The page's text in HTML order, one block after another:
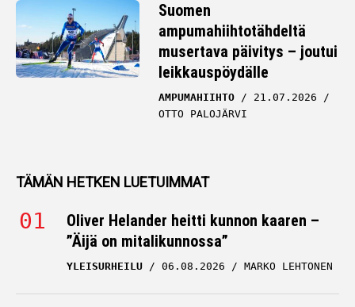
Suomen
ampumahiihtotähdeltä
musertava päivitys – joutui
leikkauspöydälle
AMPUMAHIIHTO
21.07.2026
OTTO PALOJÄRVI
TÄMÄN HETKEN LUETUIMMAT
Oliver Helander heitti kunnon kaaren –
”Äijä on mitalikunnossa”
YLEISURHEILU 06.08.2026 MARKO LEHTONEN